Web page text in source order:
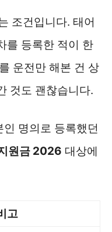
조건입니다. 태어
를 등록한 적이 한
운전만 해본 건 상
것도 괜찮습니다.
명의로 등록했던
원금 2026 대상에
고